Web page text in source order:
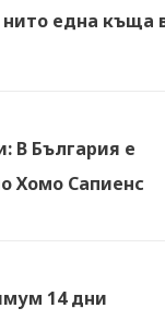
една къща
В България е
Хомо Сапиенс
14 дни